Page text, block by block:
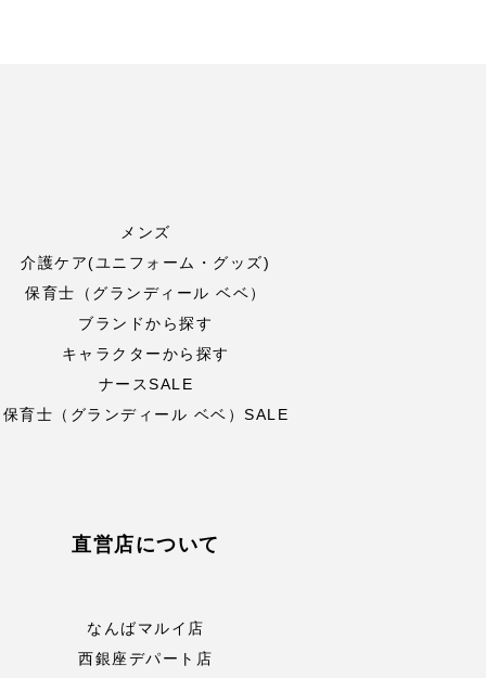
メンズ
介護ケア(ユニフォーム・グッズ)
保育士（グランディール ベベ）
ブランドから探す
キャラクターから探す
ナースSALE
保育士（グランディール ベベ）SALE
直営店について
なんばマルイ店
西銀座デパート店